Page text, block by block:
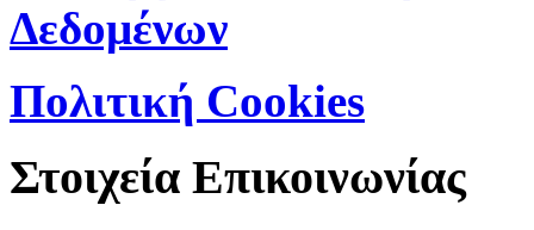
Δεδομένων
Πολιτική Cookies
Στοιχεία Επικοινωνίας